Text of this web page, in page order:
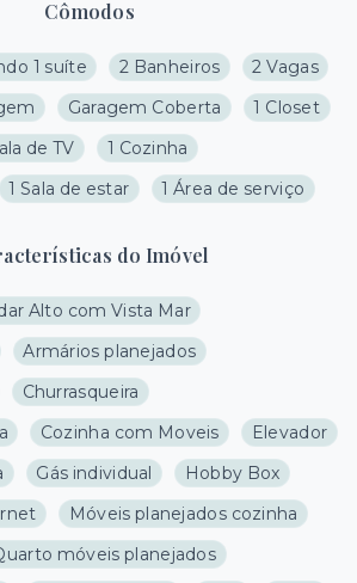
Cômodos
1 suíte 2 Banheiros
2 Vagas
Garagem Coberta
1 Closet
de TV
1 Cozinha
1 Sala de estar 1 Área de serviço
do Imóvel
Alto com Vista Mar
Armários planejados
Churrasqueira
Cozinha com Moveis
Elevador
Gás individual
Hobby Box
Móveis planejados cozinha
móveis planejados